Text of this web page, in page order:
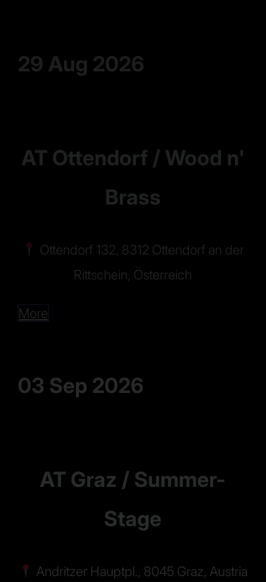
29 Aug 2026
AT Ottendorf / Wood n'
Brass
Ottendorf 132, 8312 Ottendorf an der
Rittschein, Österreich
More
03 Sep 2026
AT Graz / Summer-
Stage
Andritzer Hauptpl., 8045 Graz, Austria